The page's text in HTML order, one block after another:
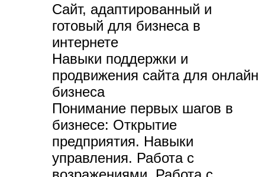
Сайт, адаптированный и
готовый для бизнеса в
интернете
Навыки поддержки и
продвижения сайта для онлайн
бизнеса
Понимание первых шагов в
бизнесе: Открытие
предприятия. Навыки
управления. Работа с